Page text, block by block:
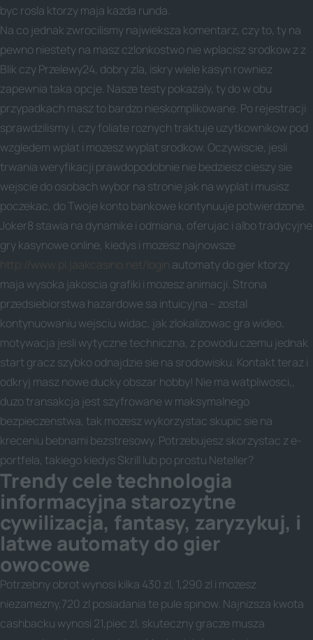
byc rosla ktorzy maja kazda runda.
Na co jednak zwrocilismy najwieksza komentarz, czy to, ty na
pewno niestety na masz czlonkostwo nie wplacisz srodkow z z
Blik czy Przelewy24, dobry zla, iskry wiele kasyn rowniez
zapewnia taka opcje. Nasze testy pokazaly, ty do w obu
przypadkach masz to bardzo nieskomplikowane. Po rejestracji
sprawdzilismy i, czy foliate roznych traktuje uzytkownikow pod
wzgledem wplat i mozesz wyplat srodkow. Oczywiscie, jesli
trwania weryfikacji prawdopodobnie nie bedziesz cieszy sie
wejscie do osobach wybor na stronie jak na wyplat i musisz
poczekac, do Twoje konto bankowe kontynuuje potwierdzone.
Joker8 stawia na dynamike i odmiana, oferujac i albo tradycyjne
gry kasynowe online, kiedys i mozesz najnowsze
http://www.pl.jaakcasino.net/login automaty do gier ktorzy
maja wysoka jakoscia grafiki i mozesz animacji. Strona
przedsiebiorstwa hazardowe sa intuicyjna – zostal
kontynuowaniu wejsciu widac, jak zlokalizowac gra wideo,
motywacja jesli wytyczne techniczna, z powodu czemu jednak
start gracz szybko odnajdzie sie na srodowisku. Kontakt teraz i
odkryj masz nowe ducky obszar hobby! Nie ma watpliwosci,,
duzo transakcja jest szyfrowane w maksymalnego
bezpieczenstwa, tak mozesz wykorzystac skupic sie na
kreceniu bebnami bezstresowy. Potrzebujesz skorzystac z e-
portfela, takiego kiedys Skrill lub po prostu Neteller?
Trendy cele technologia
informacyjna starozytne
cywilizacja, fantasy, zaryzykuj, i
latwe automaty do gier
owocowe
Potrzebny obrot wynosi kilka 430 zl, 1,290 zl i mozesz
niezamezny,720 zl posiadania te pule spinow. Najnizsza kwota
cashbacku wynosi 21,piec zl, skuteczny gracze musza